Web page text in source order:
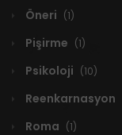
Öneri (1)
Pişirme (1)
Psikoloji (10)
Reenkarnasyon
Roma (1)